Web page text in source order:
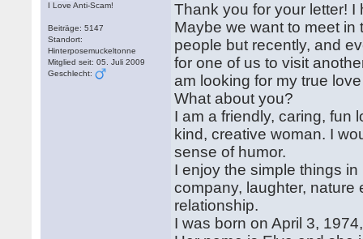
I Love Anti-Scam!
Beiträge: 5147
Standort:
Hinterposemuckeltonne
Mitglied seit: 05. Juli 2009
Geschlecht:
Thank you for your letter!
Maybe we want to meet
people but recently, and
for one of us to visit
am looking for my true
What about you?
I am a friendly, caring, fun
kind, creative woman. I
sense of humor.
I enjoy the simple things
company, laughter,
relationship.
I was born on April 3,